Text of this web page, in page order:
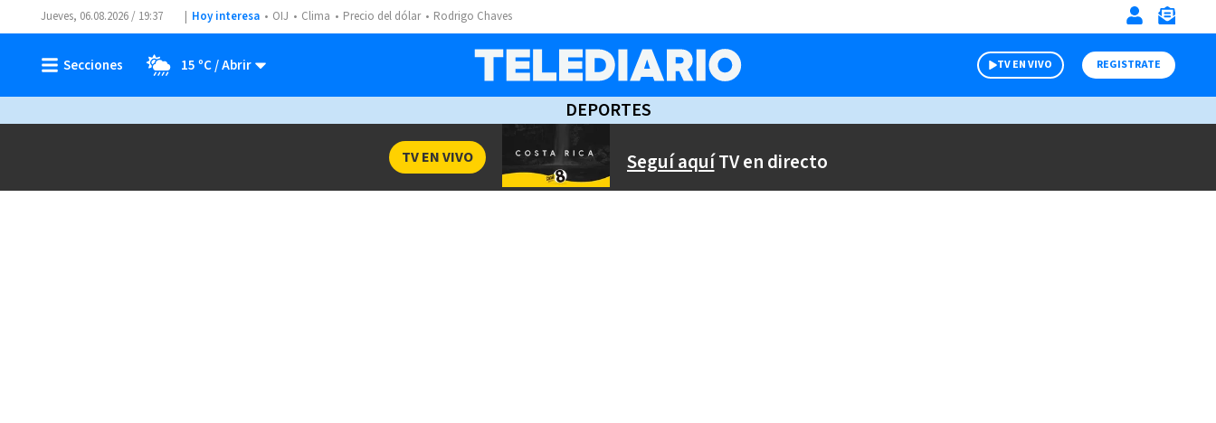
Jueves, 06.08.2026 / 19:37 Hoy interesa OIJ Clima Precio del dólar Rodrigo Chaves
15 ºC TV EN VIVO REGISTRATE
DEPORTES
Seguí aquíTV en directo
TV EN VIVO